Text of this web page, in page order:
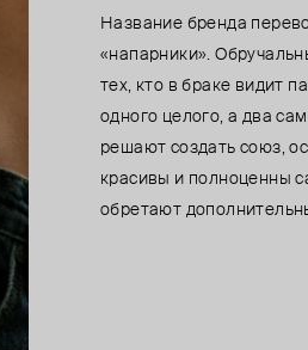
Название бренда
«напарники».
тех, кто в браке видит
одного целого, а два
решают создать союз,
красивы и полноценны
обретают